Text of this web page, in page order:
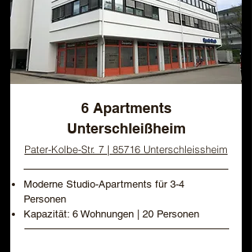
6 Apartments
Unterschleißheim
Pater-Kolbe-Str. 7 | 85716 Unterschleissheim
Moderne Studio-Apartments für 3-4
Personen
Kapazität: 6 Wohnungen | 20 Personen